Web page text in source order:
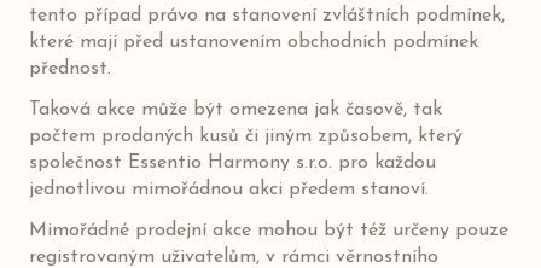
tento případ právo na stanovení zvláštních podmínek,
které mají před ustanovením obchodních podmínek
přednost.
Taková akce může být omezena jak časově, tak
počtem prodaných kusů či jiným způsobem, který
společnost Essentio Harmony s.r.o. pro každou
jednotlivou mimořádnou akci předem stanoví.
Mimořádné prodejní akce mohou být též určeny pouze
registrovaným uživatelům, v rámci věrnostního